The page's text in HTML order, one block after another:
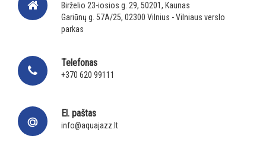
Birželio 23-iosios g. 29, 50201, Kaunas
Gariūnų g. 57A/25, 02300 Vilnius - Vilniaus verslo
parkas
Telefonas
+370 620 99111
El. paštas
info@aquajazz.lt